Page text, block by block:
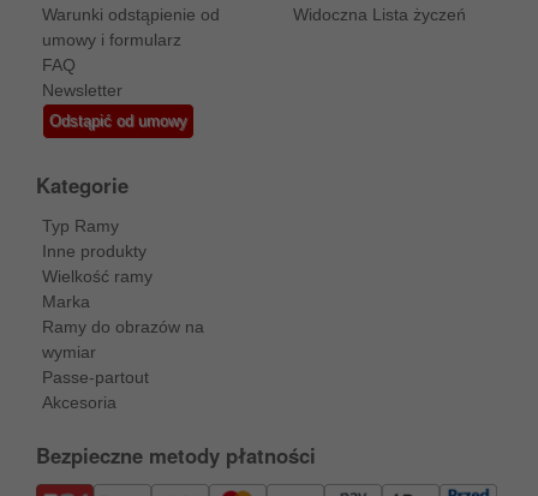
Warunki odstąpienie od
umowy i formularz
FAQ
Newsletter
Odstąpić od umowy
Widoczna Lista życzeń
Kategorie
Typ Ramy
Inne produkty
Wielkość ramy
Marka
Ramy do obrazów na
wymiar
Passe-partout
Akcesoria
Bezpieczne metody płatności